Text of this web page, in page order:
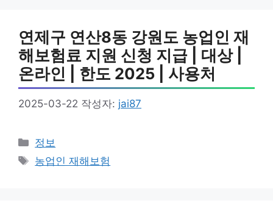
연제구 연산8동 강원도 농업인 재
해보험료 지원 신청 지급 | 대상 |
온라인 | 한도 2025 | 사용처
2025-03-22 작성자: jai87
카
테
고
정보
태
농업인 재해보험